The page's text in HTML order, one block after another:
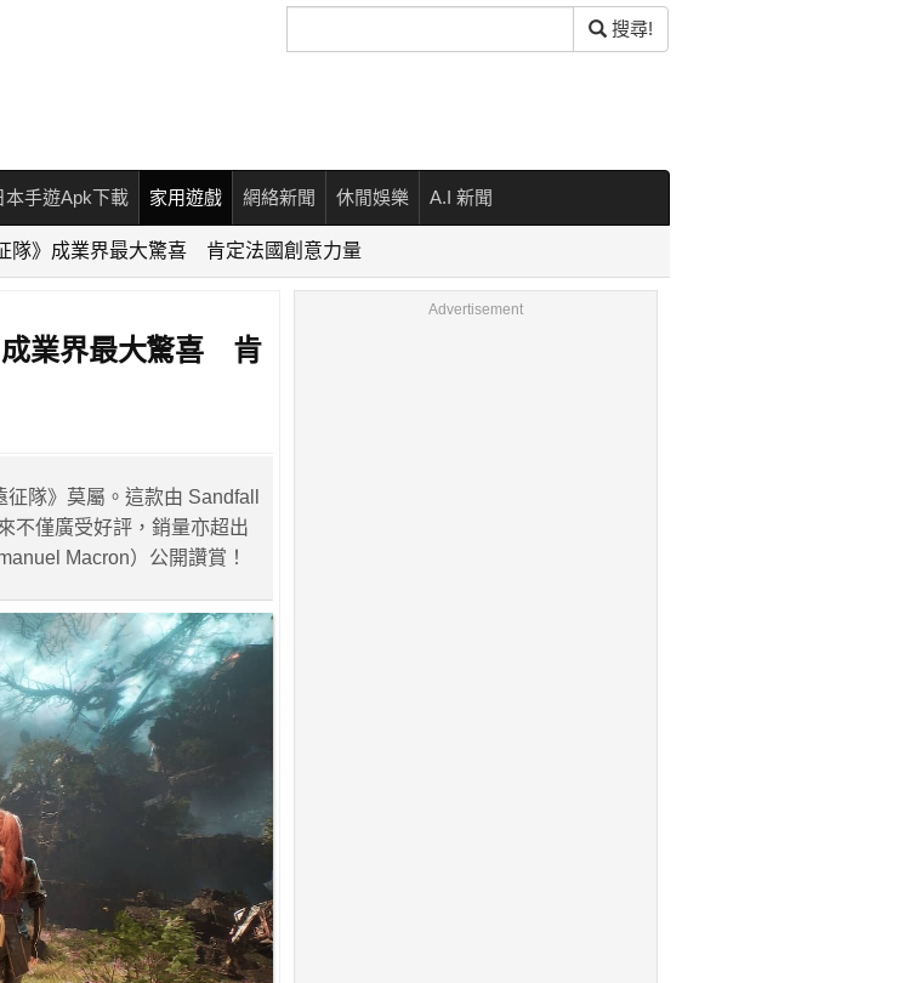
尋
搜尋!
本手遊Apk下載 家用遊戲 網絡新聞 休閒娛樂 A.I 新聞
隊》成業界最大驚喜 肯定法國創意力量
成業界最大驚喜 肯
隊》莫屬。這款由 Sandfall
不僅廣受好評，銷量亦超出
Macron）公開讚賞！
Advertisement